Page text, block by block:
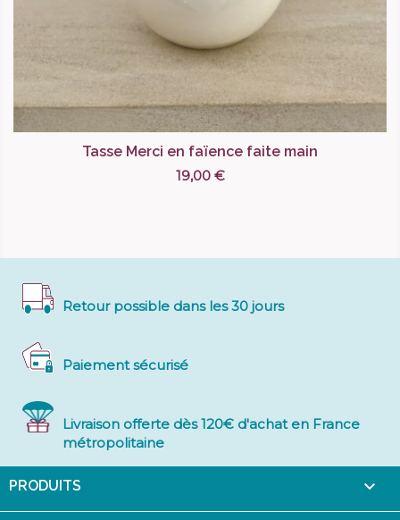
Tasse Merci en faïence faite main
19,00 €
Retour possible dans les 30 jours
Paiement sécurisé
Livraison offerte dès 120€ d'achat en France
métropolitaine
PRODUITS 